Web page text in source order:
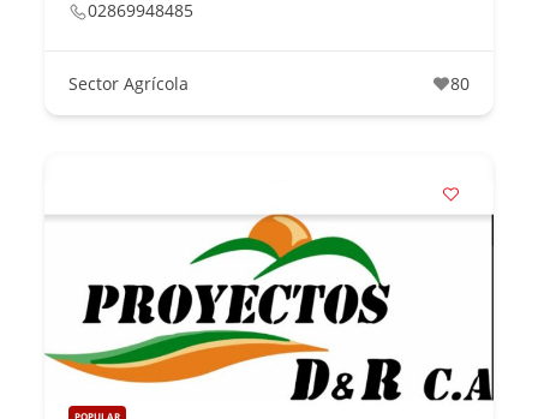
02869948485
Sector Agrícola 80
POPULAR